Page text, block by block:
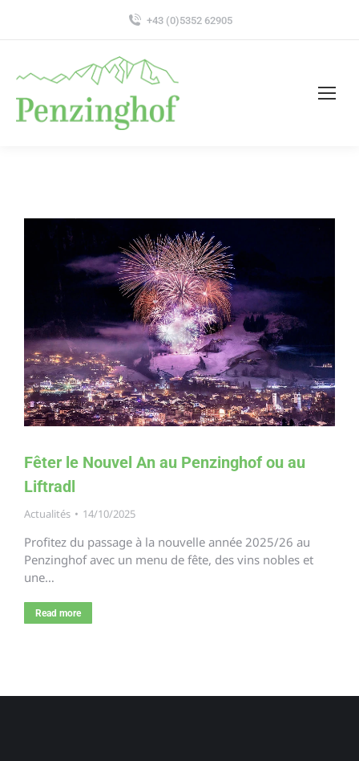
+43 (0)5352 62905
Fêter le Nouvel An au Penzinghof ou au
Liftradl
Actualités 14/10/2025
Profitez du passage à la nouvelle année 2025/26 au
Penzinghof avec un menu de fête, des vins nobles et
une…
Read more